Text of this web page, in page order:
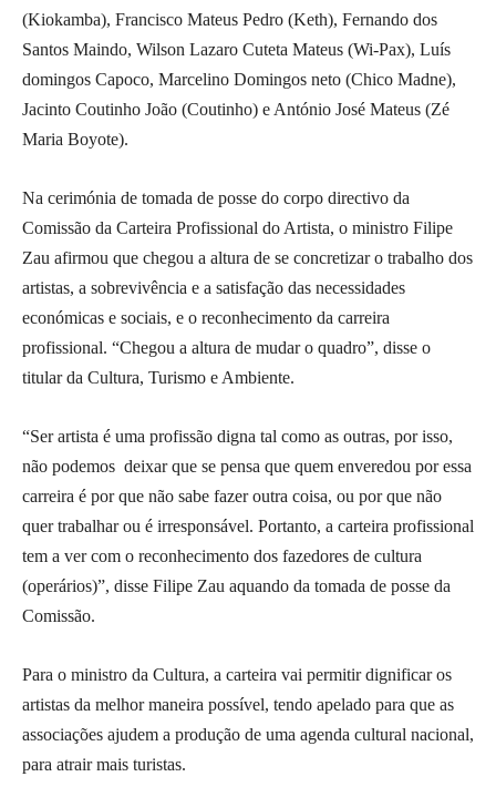
(Kiokamba), Francisco Mateus Pedro (Keth), Fernando dos
Santos Maindo, Wilson Lazaro Cuteta Mateus (Wi-Pax), Luís
domingos Capoco, Marcelino Domingos neto (Chico Madne),
Jacinto Coutinho João (Coutinho) e António José Mateus (Zé
Maria Boyote).
Na cerimónia de tomada de posse do corpo directivo da
Comissão da Carteira Profissional do Artista, o ministro Filipe
Zau afirmou que chegou a altura de se concretizar o trabalho dos
artistas, a sobrevivência e a satisfação das necessidades
económicas e sociais, e o reconhecimento da carreira
profissional. “Chegou a altura de mudar o quadro”, disse o
titular da Cultura, Turismo e Ambiente.
“Ser artista é uma profissão digna tal como as outras, por isso,
não podemos deixar que se pensa que quem enveredou por essa
carreira é por que não sabe fazer outra coisa, ou por que não
quer trabalhar ou é irresponsável. Portanto, a carteira profissional
tem a ver com o reconhecimento dos fazedores de cultura
(operários)”, disse Filipe Zau aquando da tomada de posse da
Comissão.
Para o ministro da Cultura, a carteira vai permitir dignificar os
artistas da melhor maneira possível, tendo apelado para que as
associações ajudem a produção de uma agenda cultural nacional,
para atrair mais turistas.